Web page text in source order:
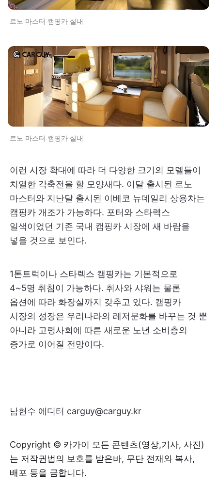
​르노 마스터 캠핑카 실내
​르노 마스터 캠핑카 실내
이런 시장 확대에 따라 더 다양한 크기의 모델들이
치열한 각축전을 할 모양새다. 이달 출시된 르노
마스터와 지난달 출시된 이베코 뉴데일리 상용차는
캠핑카 개조가 가능하다. 포터와 스타렉스
일색이었던 기존 국내 캠핑카 시장에 새 바람을
넣을 것으로 보인다.
1톤트럭이나 스타렉스 캠핑카는 기본적으로
4~5명 취침이 가능하다. 취사와 샤워는 물론
옵션에 따라 화장실까지 갖추고 있다. 캠핑카
시장의 성장은 우리나라의 레저문화를 바꾸는 것 뿐
아니라 고령사회에 따른 새로운 노년 소비층의
증가로 이어질 전망이다.
남현수 에디터 carguy@carguy.kr
Copyright © 카가이 모든 콘텐츠(영상,기사, 사진)
는 저작권법의 보호를 받은바, 무단 전재와 복사,
배포 등을 금합니다.